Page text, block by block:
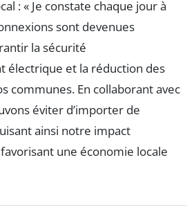
: « Je constate chaque jour à
sont devenues
la sécurité
électrique et la réduction des
communes. En collaborant avec
éviter d’importer de
ainsi notre impact
une économie locale